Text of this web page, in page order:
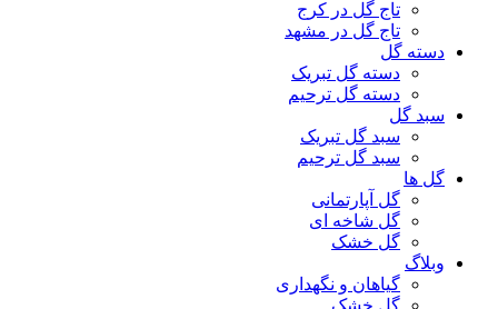
تاج گل در کرج
تاج گل در مشهد
دسته گل
دسته گل تبریک
دسته گل ترحیم
سبد گل
سبد گل تبریک
سبد گل ترحیم
گل ها
گل آپارتمانی
گل شاخه ای
گل خشک
وبلاگ
گیاهان و نگهداری
گل خشک